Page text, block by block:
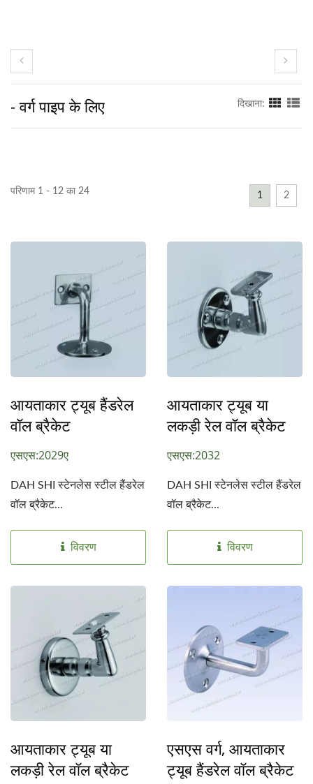
- वर्ग पाइप के लिए दिखाना:
परिणाम 1 - 12 का 24 1 2
आयताकार ट्यूब हैंडरेल
वॉल ब्रैकेट
एसएस:2029ए
DAH SHI स्टेनलेस स्टील हैंडरेल
वॉल ब्रैकेट...
विवरण
आयताकार ट्यूब या
लकड़ी रेल वॉल ब्रैकेट
एसएस:2032
DAH SHI स्टेनलेस स्टील हैंडरेल
वॉल ब्रैकेट...
विवरण
आयताकार ट्यूब या
लकड़ी रेल वॉल ब्रैकेट
एसएस वर्ग, आयताकार
ट्यूब हैंडरेल वॉल ब्रैकेट